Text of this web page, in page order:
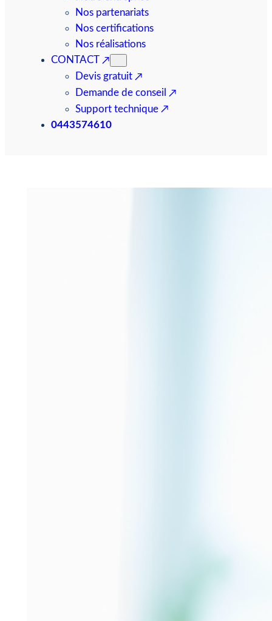
Nos partenariats
Nos certifications
Nos réalisations
CONTACT
Devis gratuit
Demande de conseil
Support technique
0443574610